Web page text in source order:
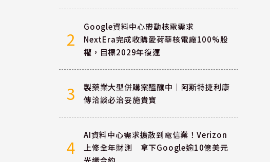
2
Google資料中心帶動核電需求
NextEra完成收購愛荷華核電廠100%股
權，目標2029年復運
3
製藥業大型併購案醞釀中｜阿斯特捷利康
傳洽談必治妥施貴寶
4
AI資料中心需求擴散到電信業！Verizon
上修全年財測 拿下Google逾10億美元